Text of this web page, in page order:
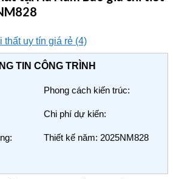
TIN CÔNG TRÌNH
Phong cách kiến trúc:
Chi phí dự kiến:
Thiết kế năm: 2025NM828